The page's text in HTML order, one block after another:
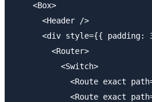
    <Box>
      <Header />
<div style={{ padding:
        <Router>
          <Switch>
<Route exact
<Route exact